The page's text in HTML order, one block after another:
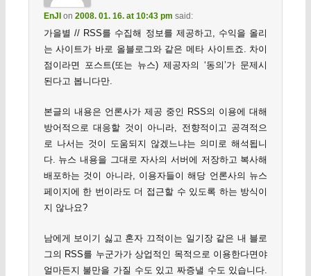
EnJIon 2008. 01. 16. at 10:43 pm said:
가을별 // RSS를 수집해 정보를 제공하고, 수익을 올리
는 사이트가 바로 올블로그와 같은 메타 사이트죠. 차이
점이라면 포스트(또는 뉴스) 제공자의 ‘동의’가 문제시
된다고 봅니다만.
본글의 내용은 언론사가 제공 중인 RSS의 이용에 대해
방어적으로 대응할 것이 아니라, 전향적이고 공격적으
로 나서는 것이 도움되지 않겠느냐는 의미로 해석됩니
다. 뉴스 내용을 그대로 자사의 서버에 저장하고 복사해
배포하는 것이 아니라, 이용자들이 해당 언론사의 뉴스
페이지에 한 번이라도 더 접근할 수 있도록 하는 방식이
지 않나요?
남에게 보이기 싫고 혼자 끄적이는 일기장 같은 내 블로
그의 RSS를 누군가가 상업적인 목적으로 이용한다면야
얼마든지 불만을 가질 수도 있고 짜증낼 수도 있습니다.